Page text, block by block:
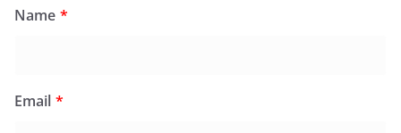
Name *
Email *